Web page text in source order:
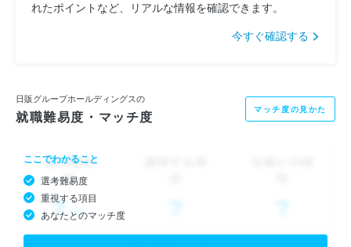
れたポイントなど、リアルな情報を確認できます。
今すぐ確認する
日販グループホールディングスの
就職難易度・マッチ度 マッチ度の見かた
ここでわかること
選考難易度
重視する項目
あなたとのマッチ度